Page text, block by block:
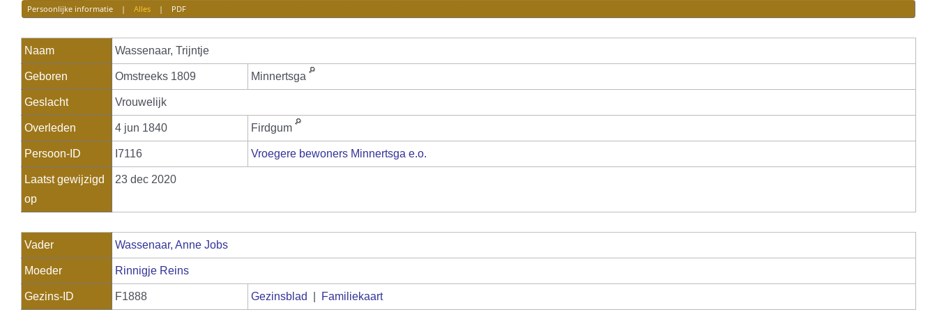
Persoonlijke informatie| Alles| PDF
Naam Wassenaar, Trijntje
Geboren Omstreeks 1809 Minnertsga
Geslacht Vrouwelijk
Overleden 4 jun 1840 Firdgum
Persoon-ID I7116 Vroegere bewoners Minnertsga e.o.
Laatst gewijzigd
op
23 dec 2020
Vader Wassenaar, Anne Jobs
Moeder Rinnigje Reins
Gezins-ID F1888 Gezinsblad Familiekaart